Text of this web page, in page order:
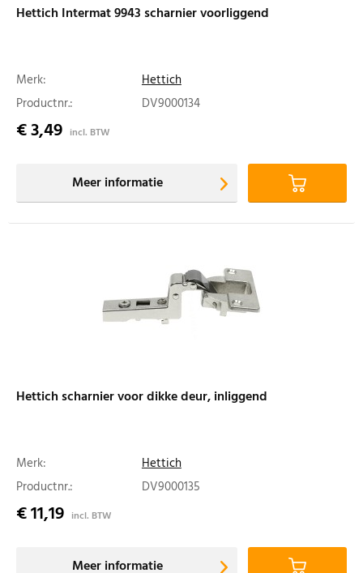
Hettich Intermat 9943 scharnier voorliggend
Merk:
Hettich
Productnr.:
DV9000134
€ 3,49 incl. BTW
Meer informatie
Hettich scharnier voor dikke deur, inliggend
Merk:
Hettich
Productnr.:
DV9000135
€ 11,19 incl. BTW
Meer informatie